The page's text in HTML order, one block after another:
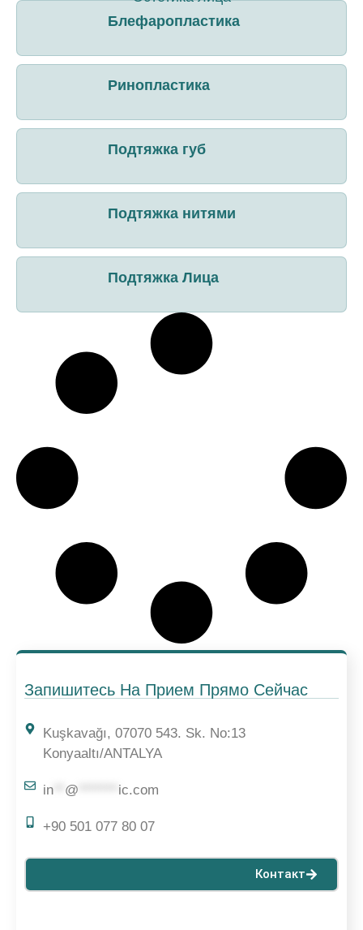
Блефаропластика
Ринопластика
Подтяжка губ
Подтяжка нитями
Подтяжка Лица
Запишитесь На Прием Прямо Сейчас
Kuşkavağı, 07070 543. Sk. No:13
Konyaaltı/ANTALYA
in** @ ic.com
+90 501 077 80 07
Контакт